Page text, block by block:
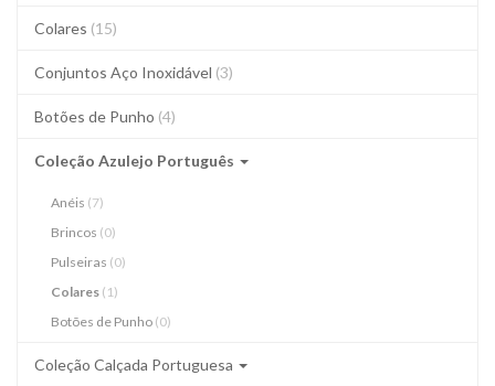
Colares (15)
Conjuntos Aço Inoxidável (3)
Botões de Punho (4)
Coleção Azulejo Português
Anéis (7)
Brincos (0)
Pulseiras (0)
Colares (1)
Botões de Punho (0)
Coleção Calçada Portuguesa